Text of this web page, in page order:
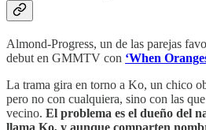
Almond-Progress, un de las parejas
debut en GMMTV con ‘When
La trama gira en torno a Ko, un chico
pero no con cualquiera, sino con las
vecino. El problema es el dueño del
llama Ko, y aunque comparten